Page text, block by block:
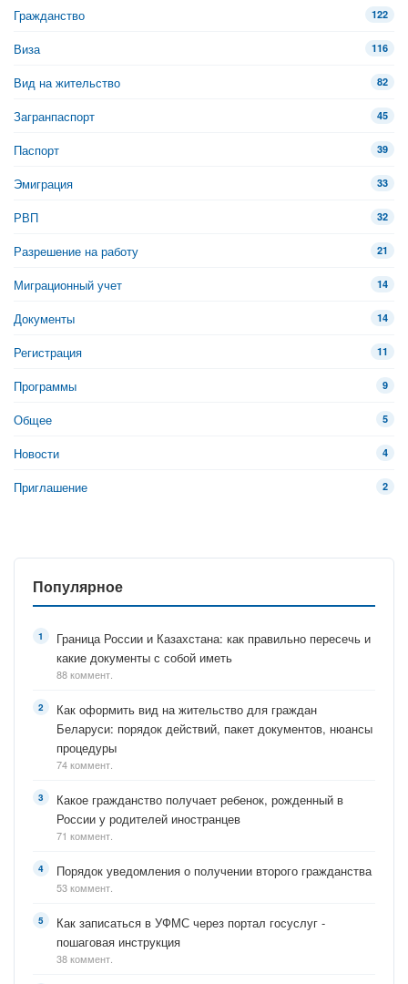
Гражданство 122
Виза 116
Вид на жительство 82
Загранпаспорт 45
Паспорт 39
Эмиграция 33
РВП 32
Разрешение на работу 21
Миграционный учет 14
Документы 14
Регистрация 11
Программы 9
Общее 5
Новости 4
Приглашение 2
Популярное
Граница России и Казахстана: как правильно пересечь и
какие документы с собой иметь
88 коммент.
Как оформить вид на жительство для граждан
Беларуси: порядок действий, пакет документов, нюансы
процедуры
74 коммент.
Какое гражданство получает ребенок, рожденный в
России у родителей иностранцев
71 коммент.
Порядок уведомления о получении второго гражданства
53 коммент.
Как записаться в УФМС через портал госуслуг -
пошаговая инструкция
38 коммент.